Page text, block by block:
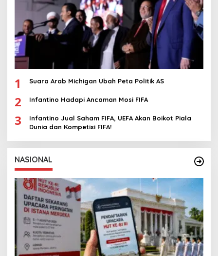
1 Suara Arab Michigan Ubah Peta Politik AS
2 Infantino Hadapi Ancaman Mosi FIFA
3
Infantino Jual Saham FIFA, UEFA Akan Boikot Piala
Dunia dan Kompetisi FIFA!
NASIONAL